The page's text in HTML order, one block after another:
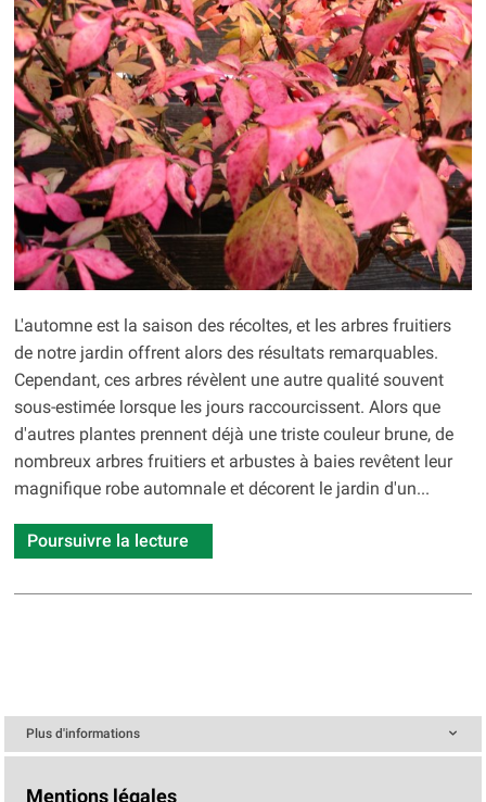
L'automne est la saison des récoltes, et les arbres fruitiers
de notre jardin offrent alors des résultats remarquables.
Cependant, ces arbres révèlent une autre qualité souvent
sous-estimée lorsque les jours raccourcissent. Alors que
d'autres plantes prennent déjà une triste couleur brune, de
nombreux arbres fruitiers et arbustes à baies revêtent leur
magnifique robe automnale et décorent le jardin d'un...
Poursuivre la lecture
Plus d'informations
Mentions légales